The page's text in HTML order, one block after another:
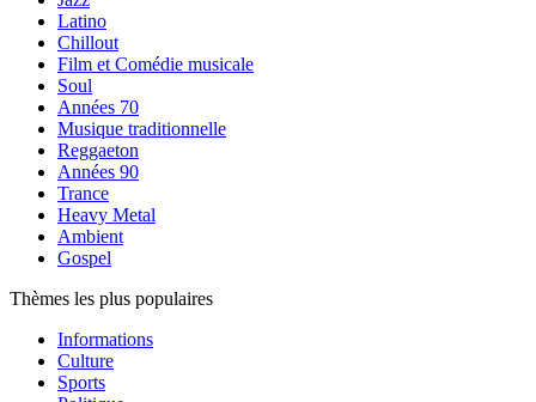
Latino
Chillout
Film et Comédie musicale
Soul
Années 70
Musique traditionnelle
Reggaeton
Années 90
Trance
Heavy Metal
Ambient
Gospel
Thèmes les plus populaires
Informations
Culture
Sports